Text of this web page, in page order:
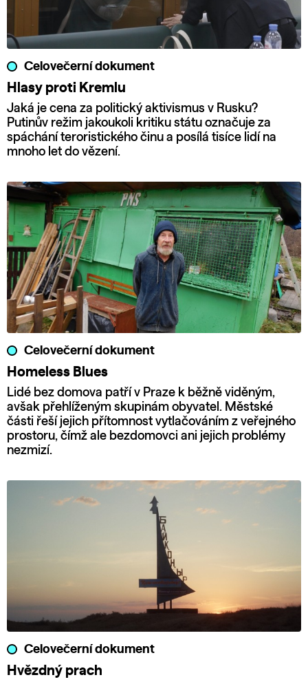
Celovečerní dokument
Hlasy proti Kremlu
Jaká je cena za politický aktivismus v Rusku?
Putinův režim jakoukoli kritiku státu označuje za
spáchání teroristického činu a posílá tisíce lidí na
mnoho let do vězení.
Celovečerní dokument
Homeless Blues
Lidé bez domova patří v Praze k běžně viděným,
avšak přehlíženým skupinám obyvatel. Městské
části řeší jejich přítomnost vytlačováním z veřejného
prostoru, čímž ale bezdomovci ani jejich problémy
nezmizí.
Celovečerní dokument
Hvězdný prach